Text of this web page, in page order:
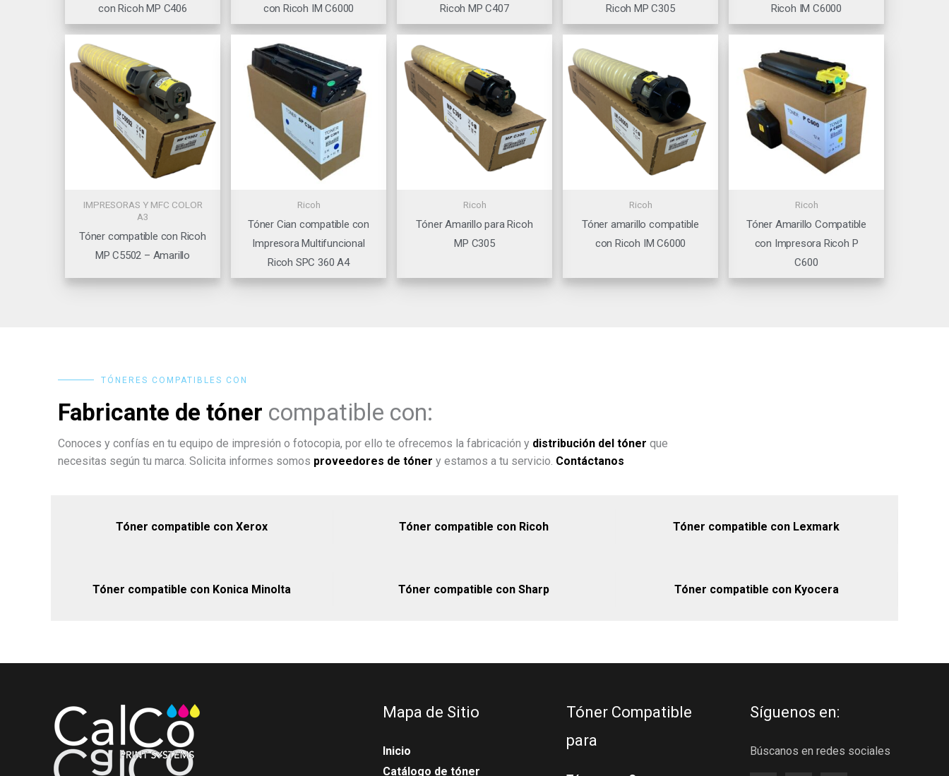
con Ricoh MP C406
con Ricoh IM C6000
Ricoh MP C407
Ricoh MP C305
Ricoh IM C6000
IMPRESORAS Y MFC COLOR
A3
Tóner compatible con Ricoh
MP C5502 – Amarillo
Ricoh
Tóner Cian compatible con
Impresora Multifuncional
Ricoh SPC 360 A4
Ricoh
Tóner Amarillo para Ricoh
MP C305
Ricoh
Tóner amarillo compatible
con Ricoh IM C6000
Ricoh
Tóner Amarillo Compatible
con Impresora Ricoh P
C600
TÓNERES COMPATIBLES CON
Fabricante de tóner compatible con:
Conoces y confías en tu equipo de impresión o fotocopia, por ello te ofrecemos la fabricación y distribución del tóner que
necesitas según tu marca. Solicita informes somos proveedores de tóner y estamos a tu servicio. Contáctanos
Tóner compatible con Xerox Tóner compatible con Ricoh Tóner compatible con Lexmark
Tóner compatible con Konica Minolta Tóner compatible con Sharp Tóner compatible con Kyocera
Mapa de Sitio
Inicio
Catálogo de tóner
Tóner Compatible
para
Síguenos en:
Búscanos en redes sociales